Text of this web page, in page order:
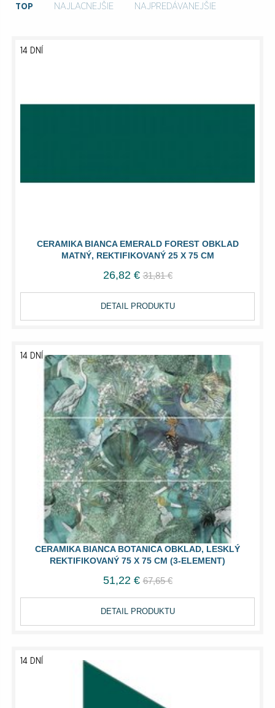
TOP NAJLACNEJŠIE NAJPREDÁVANEJŠIE
CERAMIKA BIANCA EMERALD FOREST OBKLAD
MATNÝ, REKTIFIKOVANÝ 25 X 75 CM
14 DNÍ
26,82 € 31,81 €
DETAIL PRODUKTU
CERAMIKA BIANCA BOTANICA OBKLAD, LESKLÝ
REKTIFIKOVANÝ 75 X 75 CM (3-ELEMENT)
14 DNÍ
51,22 € 67,65 €
DETAIL PRODUKTU
14 DNÍ